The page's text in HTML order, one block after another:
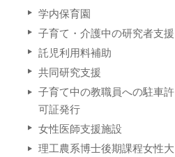
学内保育園
子育て・介護中の研究者支援
託児利用料補助
共同研究支援
子育て中の教職員への駐車許
可証発行
女性医師支援施設
理工農系博士後期課程女性大